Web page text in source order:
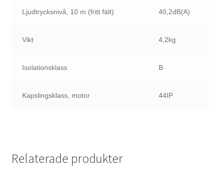
Ljudtrycksnivå, 10 m (fritt fält) 40,2dB(A)
Vikt 4,2kg
Isolationsklass B
Kapslingsklass, motor 44IP
Relaterade produkter